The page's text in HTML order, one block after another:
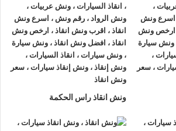
لإنقاذ و رفع السيارات مدرب على كيفيةنقل
ونش الانقاذ
وذلك إلى جانب خبرتهم المتميزة
شارع الازهر أو علي الطرق الرئيسية في
وهو ما يسمح بسرعة وصولونش انقاذ
ونش انقاذ راس الحكمة